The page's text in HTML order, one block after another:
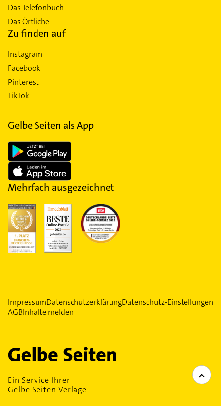
Das Telefonbuch
Das Örtliche
Zu finden auf
Instagram
Facebook
Pinterest
TikTok
Gelbe Seiten als App
Mehrfach ausgezeichnet
ImpressumDatenschutzerklärungDatenschutz-Einstellungen
AGBInhalte melden
Ein Service Ihrer
Gelbe Seiten Verlage